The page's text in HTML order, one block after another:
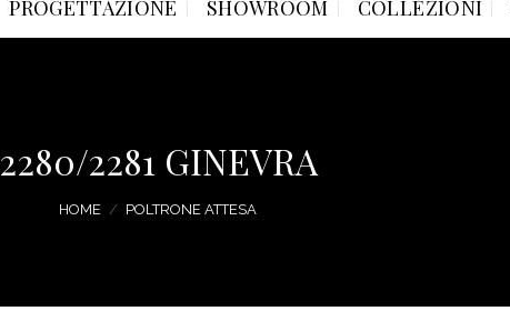
PROGETTAZIONE SHOWROOM COLLEZIONI
2280/2281 GINEVRA
HOME / POLTRONE ATTESA